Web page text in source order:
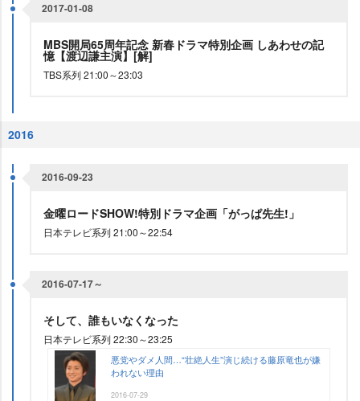
2017-01-08
MBS開局65周年記念 新春ドラマ特別企画 しあわせの記
憶【渡辺謙主演】[解]
TBS系列 21:00～23:03
2016
2016-09-23
金曜ロードSHOW!特別ドラマ企画「がっぱ先生!」
日本テレビ系列 21:00～22:54
2016-07-17～
そして、誰もいなくなった
日本テレビ系列 22:30～23:25
悪党やダメ人間…“壮絶人生”演じ続ける藤原竜也が嫌
われない理由
2016-07-29